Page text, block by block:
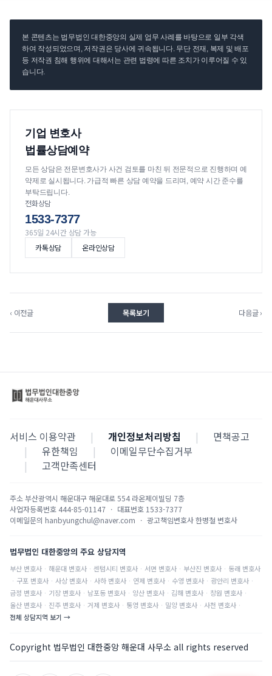
본 콘텐츠는 법무법인 대한중앙의 실제 업무 사례를 바탕으로 일부 각색
하여 작성되었으며, 저작권은 당사에 귀속됩니다. 무단 전재, 복제 및 배포
등 저작권 침해 행위에 대해서는 관련 법령에 따른 조치가 이루어질 수 있
습니다.
기업 변호사
법률상담예약
모든 상담은 전문변호사가 사건 검토를 마친 뒤 전문적으로 진행하며 예
약제로 실시됩니다. 가급적 빠른 상담 예약을 드리며, 예약 시간 준수를
부탁드립니다.
전화상담
1533-7377
365일 24시간 상담 가능
카톡상담
온라인상담
‹ 이전글 목록보기 다음글 ›
서비스 이용약관 | 개인정보처리방침 |
면책공고
|
유한책임 |
이메일무단수집거부
|
고객만족센터
주소부산광역시 해운대구 해운대로 554 라온제이빌딩 7층
사업자등록번호 444-85-01147 · 대표번호 1533-7377
이메일문의 hanbyungchul@naver.com · 광고책임변호사한병철 변호사
법무법인 대한중앙의 주요 상담지역
부산 변호사 · 해운대 변호사 · 센텀시티 변호사 · 서면 변호사 · 부산진 변호사 · 동래 변호사
· 구포 변호사 · 사상 변호사 · 사하 변호사 · 연제 변호사 · 수영 변호사 · 광안리 변호사 ·
금정 변호사 · 기장 변호사 · 남포동 변호사 · 양산 변호사 · 김해 변호사 · 창원 변호사 ·
울산 변호사 · 진주 변호사 · 거제 변호사 · 통영 변호사 · 밀양 변호사 · 사천 변호사 ·
전체 상담지역 보기 →
Copyright 법무법인 대한중앙 해운대 사무소 all rights reserved